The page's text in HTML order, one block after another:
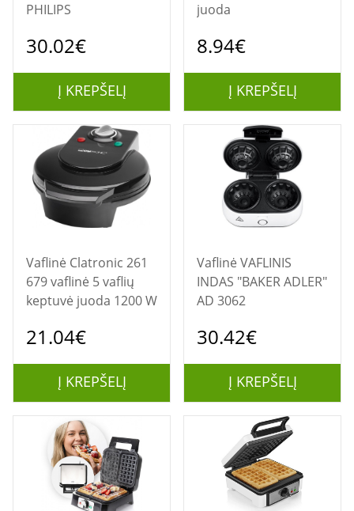
PHILIPS
30.02€
Į KREPŠELĮ
juoda
8.94€
Į KREPŠELĮ
Vaflinė Clatronic 261
679 vaflinė 5 vaflių
keptuvė juoda 1200 W
21.04€
Į KREPŠELĮ
Vaflinė VAFLINIS
INDAS "BAKER ADLER"
AD 3062
30.42€
Į KREPŠELĮ